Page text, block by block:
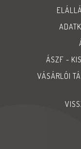
ÁSZF -
VÁSÁRLÓI